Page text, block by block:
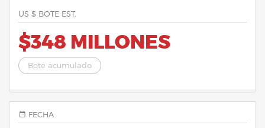
US $ BOTE EST.
$348 MILLONES
Bote acumulado
FECHA